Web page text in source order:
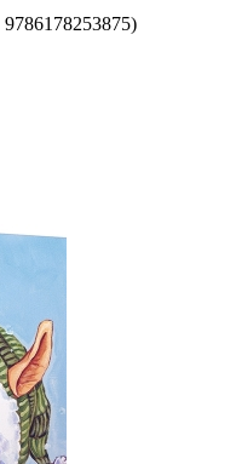
9786178253875)